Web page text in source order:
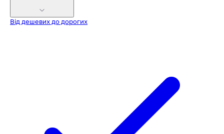
Від дешевих до дорогих